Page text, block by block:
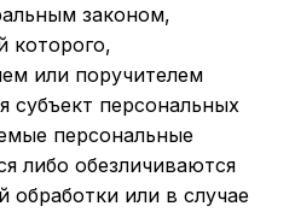
законом,
которого,
или поручителем
субъект персональных
персональные
либо обезличиваются
обработки или в случае